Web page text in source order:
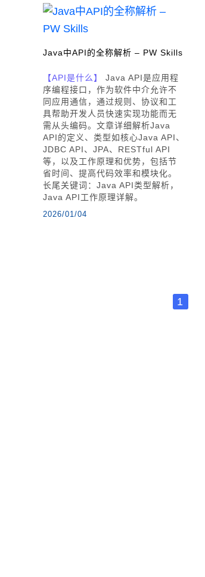
Java中API的全称解析 – PW Skills
【API是什么】
Java API是应用程
序编程接口，作为软件中介允许不
同应用通信，通过规则、协议和工
具帮助开发人员快速实现功能而无
需从头编码。文章详细解析Java
API的定义、类型如核心Java API、
JDBC API、JPA、RESTful API
等，以及工作原理和优势，包括节
省时间、提高代码效率和模块化。
长尾关键词：Java API类型解析，
Java API工作原理详解。
2026/01/04
1